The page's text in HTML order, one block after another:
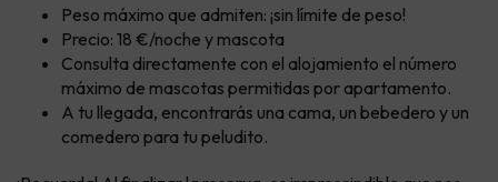
Peso máximo que admiten: ¡sin límite de peso!
Precio: 18 €/noche y mascota
Consulta directamente con el alojamiento el número
máximo de mascotas permitidas por apartamento.
A tu llegada, encontrarás una cama, un bebedero y un
comedero para tu peludito.